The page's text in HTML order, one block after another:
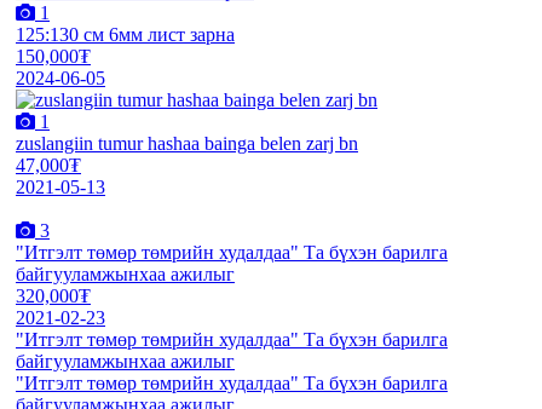
1
125:130 см 6мм лист зарна
150,000₮
2024-06-05
1
zuslangiin tumur hashaa bainga belen zarj bn
47,000₮
2021-05-13
3
"Итгэлт төмөр төмрийн худалдаа" Та бүхэн барилга
байгууламжынхаа ажилыг
320,000₮
2021-02-23
"Итгэлт төмөр төмрийн худалдаа" Та бүхэн барилга
байгууламжынхаа ажилыг
"Итгэлт төмөр төмрийн худалдаа" Та бүхэн барилга
байгууламжынхаа ажилыг